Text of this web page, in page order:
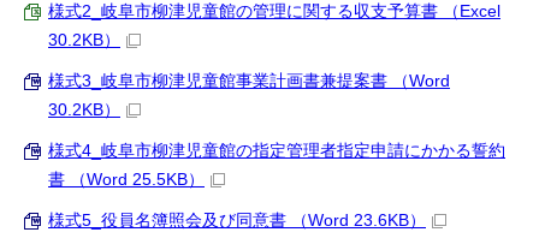
様式2_岐阜市柳津児童館の管理に関する収支予算書 （Excel
30.2KB）
様式3_岐阜市柳津児童館事業計画書兼提案書 （Word
30.2KB）
様式4_岐阜市柳津児童館の指定管理者指定申請にかかる誓約
書 （Word 25.5KB）
様式5_役員名簿照会及び同意書 （Word 23.6KB）